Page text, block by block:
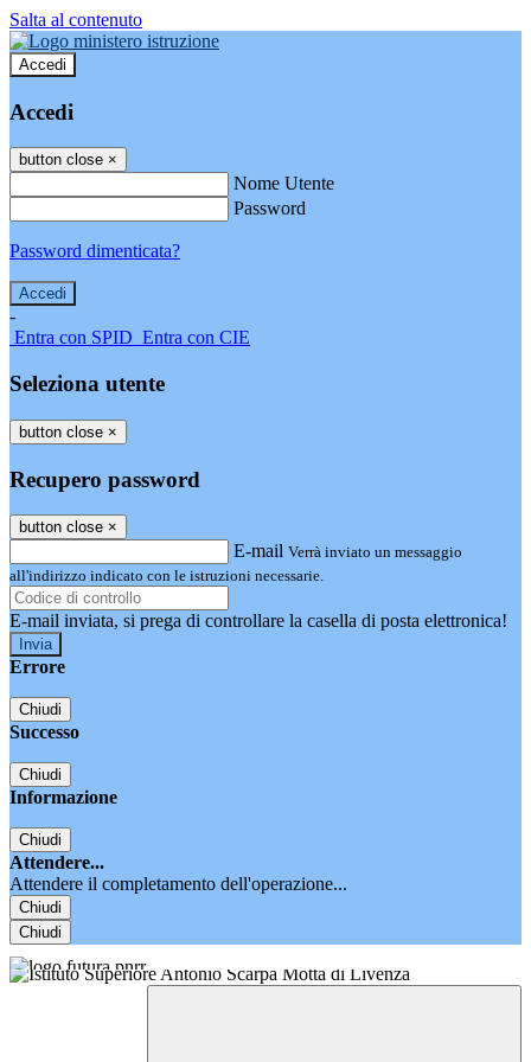
Salta al contenuto
Accedi
Accedi
button close ×
Nome Utente
Password
Password dimenticata?
-
Entra con SPID Entra con CIE
Seleziona utente
button close ×
Recupero password
button close ×
E-mail Verrà inviato un messaggio
all'indirizzo indicato con le istruzioni necessarie.
E-mail inviata, si prega di controllare la casella di posta elettronica!
Errore
Chiudi
Successo
Chiudi
Informazione
Chiudi
Attendere...
Attendere il completamento dell'operazione...
Chiudi
Chiudi